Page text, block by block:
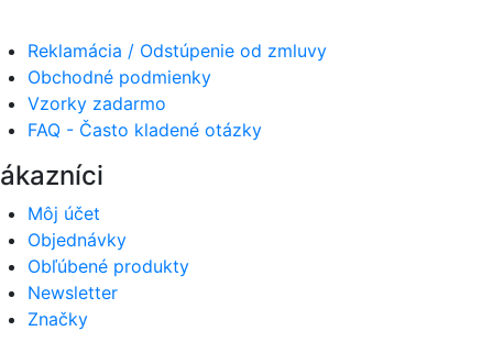
Reklamácia / Odstúpenie od zmluvy
Obchodné podmienky
Vzorky zadarmo
FAQ - Často kladené otázky
Môj účet
Objednávky
Obľúbené produkty
Newsletter
Značky